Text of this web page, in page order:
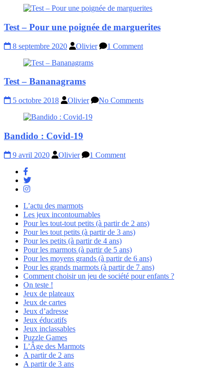
Test – Pour une poignée de marguerites
8 septembre 2020 Olivier 1 Comment
Test – Bananagrams
5 octobre 2018 Olivier No Comments
Bandido : Covid-19
9 avril 2020 Olivier 1 Comment
L’actu des marmots
Les jeux incontournables
Pour les tout-tout petits (à partir de 2 ans)
Pour les tout petits (à partir de 3 ans)
Pour les petits (à partir de 4 ans)
Pour les marmots (à partir de 5 ans)
Pour les moyens grands (à partir de 6 ans)
Pour les grands marmots (à partir de 7 ans)
Comment choisir un jeu de société pour enfants ?
On teste !
Jeux de plateaux
Jeux de cartes
Jeux d’adresse
Jeux éducatifs
Jeux inclassables
Puzzle Games
L’Âge des Marmots
A partir de 2 ans
A partir de 3 ans